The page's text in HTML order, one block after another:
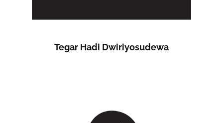
Tegar Hadi Dwiriyosudewa